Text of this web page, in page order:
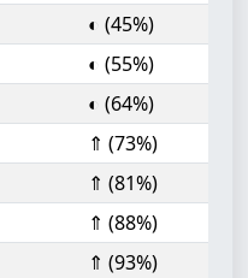
◐ (45%)
◐ (55%)
◐ (64%)
⇑ (73%)
⇑ (81%)
⇑ (88%)
⇑ (93%)